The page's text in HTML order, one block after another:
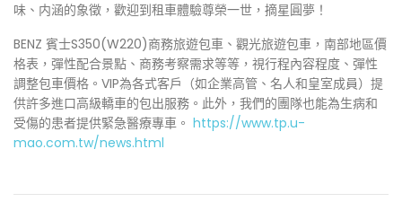
味、内涵的象徵，歡迎到租車體驗尊榮一世，摘星圓夢！
BENZ 賓士S350(W220)商務旅遊包車、觀光旅遊包車，南部地區價
格表，彈性配合景點、商務考察需求等等，視行程內容程度、彈性
調整包車價格。VIP為各式客戶（如企業高管、名人和皇室成員）提
供許多進口高級轎車的包出服務。此外，我們的團隊也能為生病和
受傷的患者提供緊急醫療專車。 https://www.tp.u-
mao.com.tw/news.html